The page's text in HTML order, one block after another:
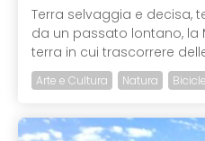
Terra selvaggia e decisa,
da un passato lontano, la
terra in cui trascorrere
Arte e Cultura Natura